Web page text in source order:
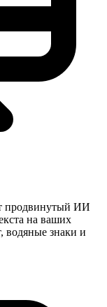
продвинутый ИИ
на ваших
водяные знаки и